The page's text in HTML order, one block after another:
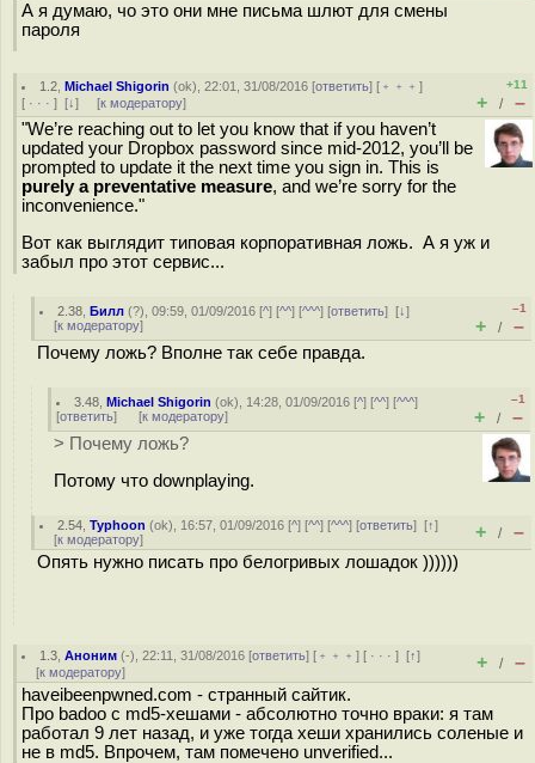
А я думаю, чо это они мне письма шлют для смены
пароля
1.2 ,Michael Shigorin (ok), 22:01, 31/08/2016 [ответить] [ ﹢﹢﹢]
[ · · · ] [↓] [к модератору]
+11
+ / –
"We’re reaching out to let you know that if you haven’t
updated your Dropbox password since mid-2012, you’ll be
prompted to update it the next time you sign in. This is
purely a preventative measure, and we’re sorry for the
inconvenience."
Вот как выглядит типовая корпоративная ложь. А я уж и
забыл про этот сервис...
2.38 ,Билл (?), 09:59, 01/09/2016 [^] [^^] [^^^] [ответить][↓]
[к модератору]
–1
+ / –
Почему ложь? Вполне так себе правда.
3.48 ,Michael Shigorin (ok), 14:28, 01/09/2016 [^] [^^] [^^^]
[ответить] [к модератору]
–1
+ / –
> Почему ложь?
Потому что downplaying.
2.54 ,Typhoon (ok), 16:57, 01/09/2016 [^] [^^] [^^^] [ответить][↑]
[к модератору] + / –
Опять нужно писать про белогривых лошадок ))))))
1.3 ,Аноним (-), 22:11, 31/08/2016 [ответить] [ ﹢﹢﹢] [ · · ·][↑]
[к модератору] + / –
haveibeenpwned.com - странный сайтик.
Про badoo с md5-хешами - абсолютно точно враки: я там
работал 9 лет назад, и уже тогда хеши хранились соленые и
не в md5. Впрочем, там помечено unverified...